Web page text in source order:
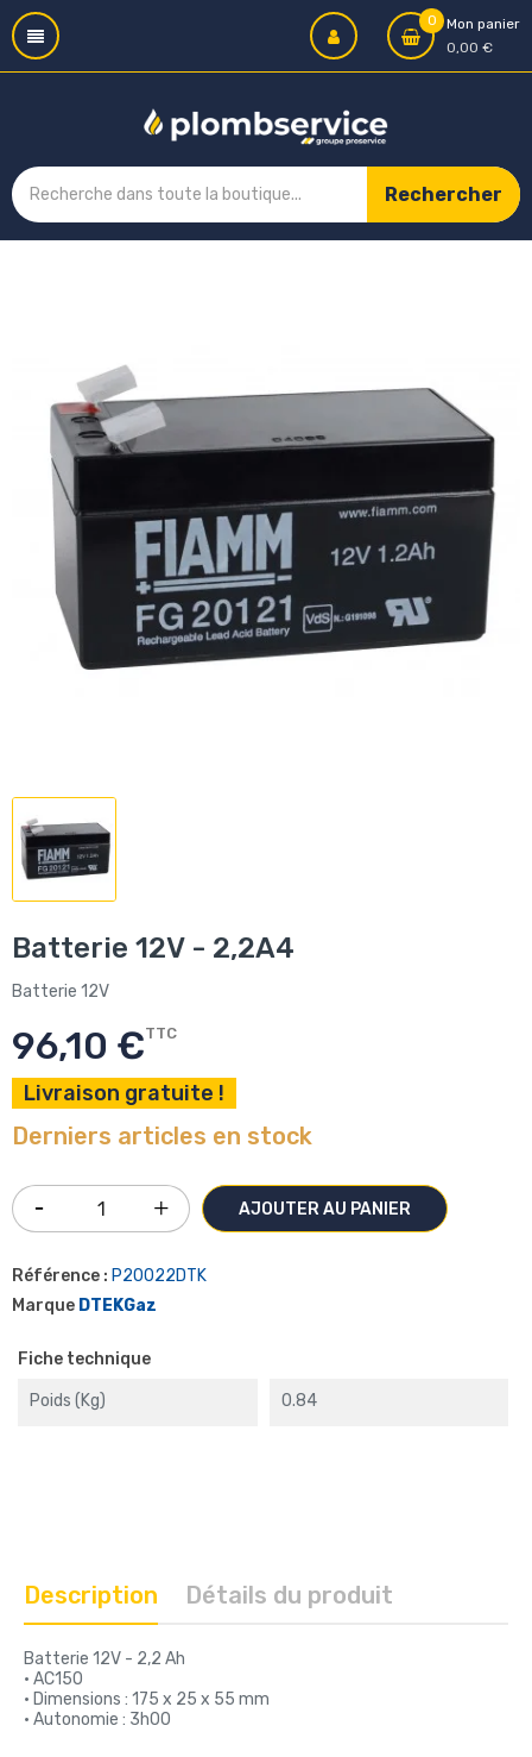
0
Mon panier
0,00 €
Rechercher
Batterie 12V - 2,2A4
Batterie 12V
96,10 €TTC
Livraison gratuite !
Derniers articles en stock
AJOUTER AU PANIER
Référence : P20022DTK
Marque DTEKGaz
Fiche technique
Poids (kg) 0.84
Description Détails du produit
Batterie 12V - 2,2 Ah
• AC150
• Dimensions : 175 x 25 x 55 mm
• Autonomie : 3h00